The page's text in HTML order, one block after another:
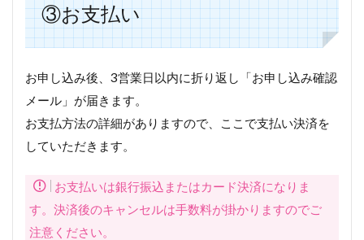
③お支払い
お申し込み後、3営業日以内に折り返し「お申し込み確認
メール」が届きます。
お支払方法の詳細がありますので、ここで支払い決済を
していただきます。
お支払いは銀行振込またはカード決済になりま
す。決済後のキャンセルは手数料が掛かりますのでご
注意ください。